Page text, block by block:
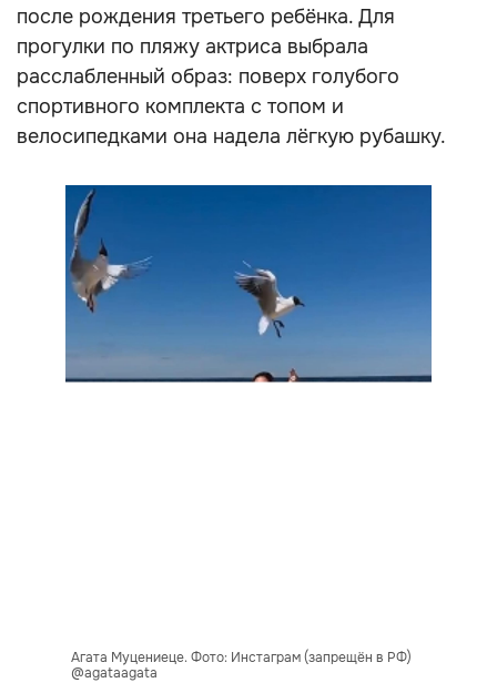
после рождения третьего ребёнка. Для
прогулки по пляжу актриса выбрала
расслабленный образ: поверх голубого
спортивного комплекта с топом и
велосипедками она надела лёгкую рубашку.
Агата Муцениеце. Фото: Инстаграм (запрещён в РФ)
@agataagata